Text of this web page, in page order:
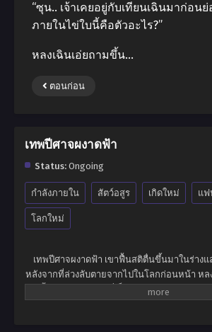
“ซุน.. เจ้าเคยอยู่กับเทียนเฉินมาก่อน
ภายในไข่ใบนี้คือตัวอะไร?”
หลงเฉินเอ่ยถามขึ้น…
ตอนก่อน
เทพปีศาจผงาดฟ้า
Status: Ongoing
กำลังภายใน สัตว์อสูร เกิดใหม่ แฟ
โลกใหม่
เทพปีศาจผงาดฟ้า เขาฟื้นสติตื่นขึ้นมาในร่าง
หลังจากที่ล่วงลับตายจากไปในโลกก่อนหน้า หล
ครั้งใหม่ในผืนพิภพที่เต็มไปด้วยเทพเซียนและ